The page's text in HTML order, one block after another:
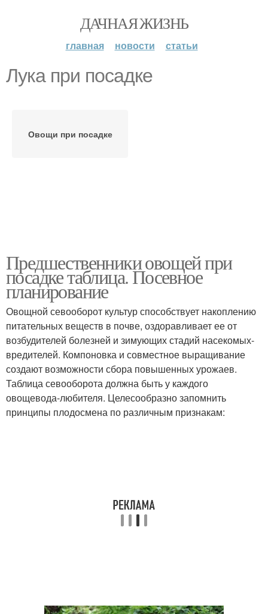
ДАЧНАЯ ЖИЗНЬ
главная новости статьи
Лука при посадке
Овощи при посадке
Предшественники овощей при
посадке таблица. Посевное
планирование
Овощной севооборот культур способствует накоплению
питательных веществ в почве, оздоравливает ее от
возбудителей болезней и зимующих стадий насекомых-
вредителей. Компоновка и совместное выращивание
создают возможности сбора повышенных урожаев.
Таблица севооборота должна быть у каждого
овощевода-любителя. Целесообразно запомнить
принципы плодосмена по различным признакам: